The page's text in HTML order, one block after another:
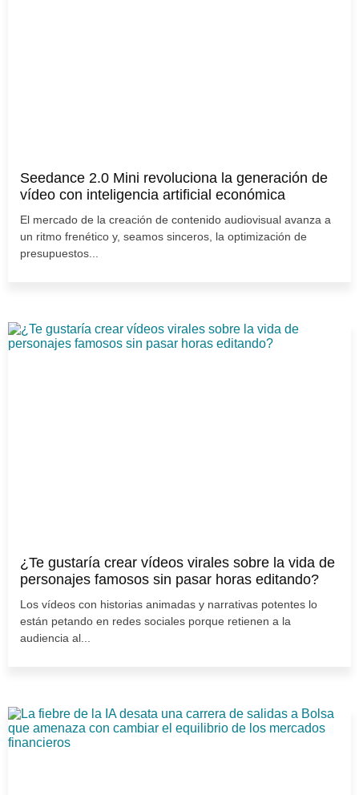
Seedance 2.0 Mini revoluciona la generación de
vídeo con inteligencia artificial económica
El mercado de la creación de contenido audiovisual avanza a
un ritmo frenético y, seamos sinceros, la optimización de
presupuestos...
¿Te gustaría crear vídeos virales sobre la vida de
personajes famosos sin pasar horas editando?
Los vídeos con historias animadas y narrativas potentes lo
están petando en redes sociales porque retienen a la
audiencia al...